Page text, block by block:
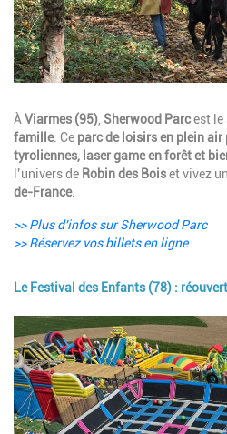
Description
ÀViarmes (95), Sherwood Parcest le
famille. Ce parc de loisirs en plein air
tyroliennes, laser game en forêt et
l’univers de Robin des Boiset vivez
de-France.
>> Plus d'infos sur Sherwood Parc
>> Réservez vos billets en ligne
Le Festival des Enfants (78) :
Image